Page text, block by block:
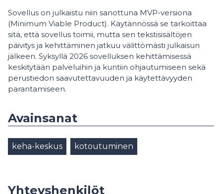
Sovellus on julkaistu niin sanottuna MVP-versiona
(Minimum Viable Product). Käytännössä se tarkoittaa
sitä, että sovellus toimii, mutta sen tekstisisältöjen
päivitys ja kehittäminen jatkuu välittömästi julkaisun
jälkeen. Syksyllä 2026 sovelluksen kehittämisessä
keskitytään palveluihin ja kuntiin ohjautumiseen sekä
perustiedon saavutettavuuden ja käytettävyyden
parantamiseen.
Avainsanat
keha-keskus kotoutuminen
Yhteyshenkilöt